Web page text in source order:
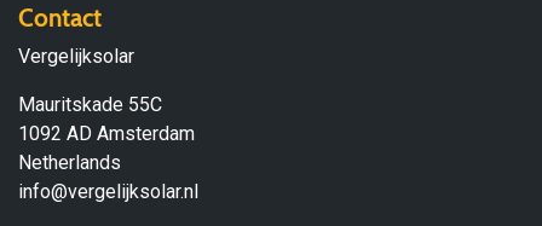
Contact
Vergelijksolar
Mauritskade 55C
1092 AD Amsterdam
Netherlands
info@vergelijksolar.nl